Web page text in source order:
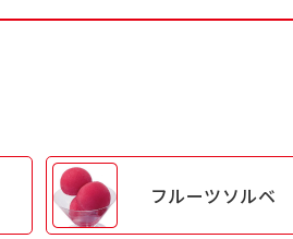
フルーツソルベ